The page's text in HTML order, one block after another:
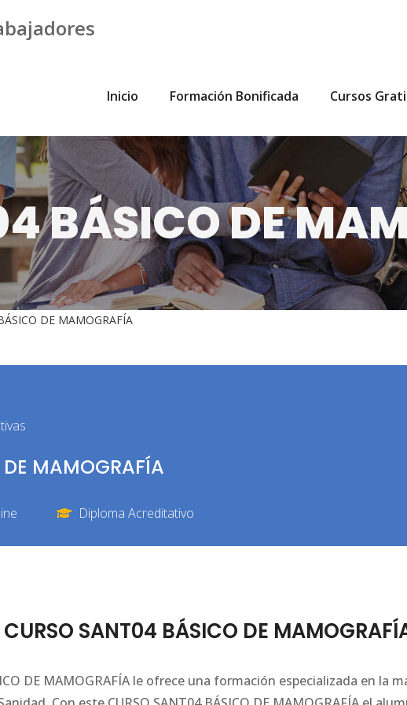
Inicio Formación Bonificada Cursos
BÁSICO DE
DE MAMOGRAFÍA
MAMOGRAFÍA
Diploma Acreditativo
CURSO SANT04 BÁSICO DE
DE MAMOGRAFÍA le ofrece una formación especializada en la